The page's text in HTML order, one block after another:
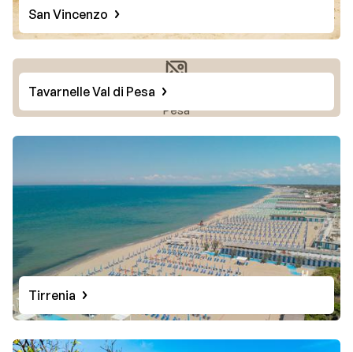
San Vincenzo
Photo de Tavarnelle Val di
Pesa
Tavarnelle Val di Pesa
Tirrenia